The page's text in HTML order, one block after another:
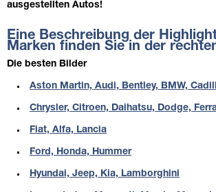
ausgestellten Autos!
Eine Beschreibung der
Marken finden Sie in der
Die besten Bilder
Aston Martin, Audi, Bentley, BMW,
Chrysler, Citroen, Daihatsu, Dodge,
Fiat, Alfa, Lancia
Ford, Honda, Hummer
Hyundai, Jeep, Kia, Lamborghini